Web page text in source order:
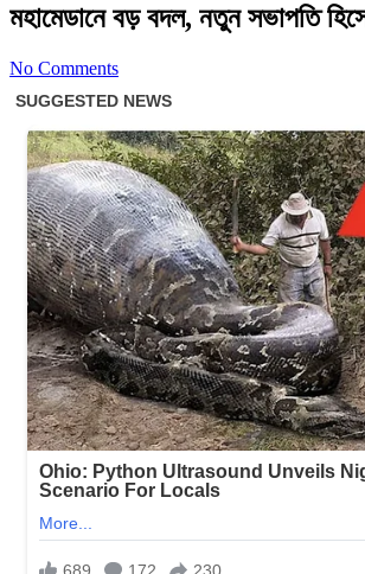
মহামেডানে বড় বদল, নতুন সভাপতি
No Comments